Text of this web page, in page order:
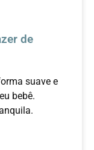
de
suave e
bebê.